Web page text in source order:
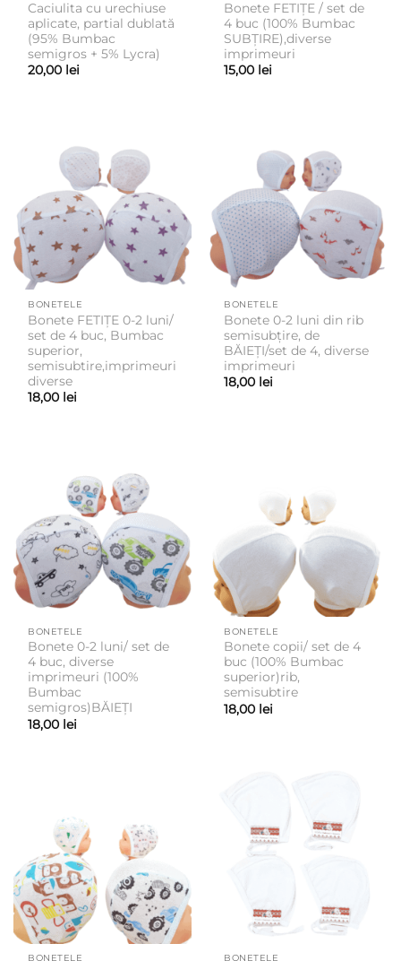
Caciulita cu urechiuse
aplicate, partial dublată
(95% Bumbac
semigros + 5% Lycra)
20,00 lei
Bonete FETIȚE / set de
4 buc (100% Bumbac
SUBȚIRE),diverse
imprimeuri
15,00 lei
BONETELE
Bonete FETIȚE 0-2 luni/
set de 4 buc, Bumbac
superior,
semisubtire,imprimeuri
diverse
18,00 lei
BONETELE
Bonete 0-2 luni din rib
semisubțire, de
BĂIEȚI/set de 4, diverse
imprimeuri
18,00 lei
BONETELE
Bonete 0-2 luni/ set de
4 buc, diverse
imprimeuri (100%
Bumbac
semigros)BĂIEȚI
18,00 lei
BONETELE
Bonete copii/ set de 4
buc (100% Bumbac
superior)rib,
semisubtire
18,00 lei
BONETELE BONETELE